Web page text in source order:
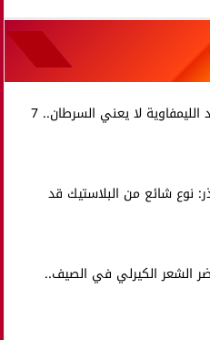
تورم العقد الليمفاوية لا يعني السرطان.. 7
نوع شائع من البلاستيك قد
الشعر الكيرلي في الصيف..